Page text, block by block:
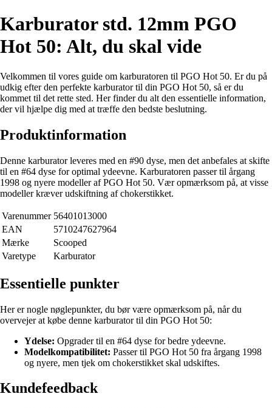
Karburator std. 12mm PGO
Hot 50: Alt, du skal vide
Velkommen til vores guide om karburatoren til PGO Hot 50. Er du på
udkig efter den perfekte karburator til din PGO Hot 50, så er du
kommet til det rette sted. Her finder du alt den essentielle information,
der vil hjælpe dig med at træffe den bedste beslutning.
Produktinformation
Denne karburator leveres med en #90 dyse, men det anbefales at skifte
til en #64 dyse for optimal ydeevne. Karburatoren passer til årgang
1998 og nyere modeller af PGO Hot 50. Vær opmærksom på, at visse
modeller kræver udskiftning af chokerstikket.
Varenummer 56401013000
EAN
5710247627964
Mærke
Scooped
Varetype
Karburator
Essentielle punkter
Her er nogle nøglepunkter, du bør være opmærksom på, når du
overvejer at købe denne karburator til din PGO Hot 50:
Ydelse: Opgrader til en #64 dyse for bedre ydeevne.
Modelkompatibilitet: Passer til PGO Hot 50 fra årgang 1998
og nyere, men tjek om chokerstikket skal udskiftes.
Kundefeedback